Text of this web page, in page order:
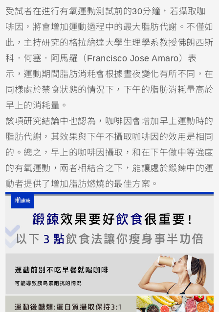
受試者在進行有氧運動測試前的30分鐘，若攝取咖
啡因，將會增加運動過程中的最大脂肪代謝。不僅如
此，主持研究的格拉納達大學生理學系教授佛朗西斯
科．何塞．阿馬羅（Francisco Jose Amaro）表
示，運動期間脂肪消耗會根據晝夜變化有所不同，在
同樣處於禁食狀態的情況下，下午的脂肪消耗量高於
早上的消耗量。
該項研究結論中也認為，咖啡因會增加早上運動時的
脂肪代謝，其效果與下午不攝取咖啡因的效用是相同
的。總之，早上的咖啡因攝取，和在下午做中等強度
的有氧運動，兩者相結合之下，能讓處於鍛鍊中的運
動者提供了增加脂肪燃燒的最佳方案。